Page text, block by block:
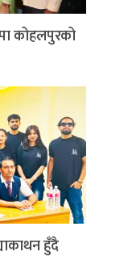
कोहलपुरको
हुँदै